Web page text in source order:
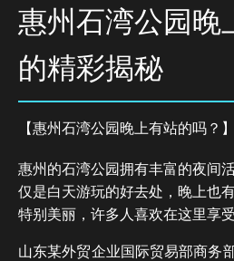
惠州石湾公园晚
的精彩揭秘
【惠州石湾公园晚上有站的吗？
惠州的石湾公园拥有丰富的夜间
仅是白天游玩的好去处，晚上也
特别美丽，许多人喜欢在这里享
山东某外贸企业国际贸易部商务